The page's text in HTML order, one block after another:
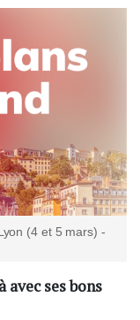
(4 et 5 mars) -
ses bons